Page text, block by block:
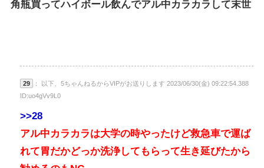
角瓶買ってハイボール飲んでアル中カラカラして末世
29
： 以下、5ちゃんねるからVIPがお送りします 2023/06/30(金) 09:22:54.388
ID:uo4gVv9L0
>>28
アル中カラカラは大学の時やったけど救急車で運ば
れて胃だかどっか洗浄してもらって生き延びたから